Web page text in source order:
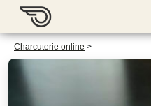
Charcuterie online >